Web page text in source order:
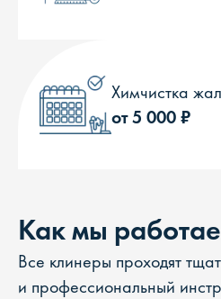
Химчистка
от 5 000 ₽
Как мы
Все клинеры проходят
и профессиональный